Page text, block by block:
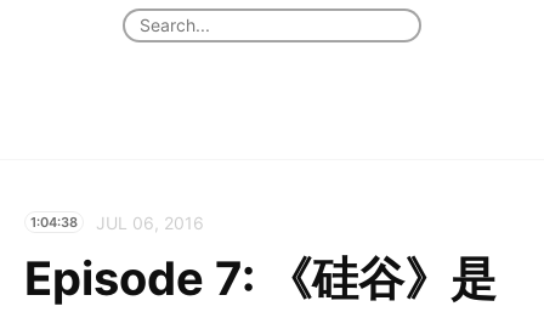
1:04:38 JUL 06, 2016
Episode 7: 《硅谷》是